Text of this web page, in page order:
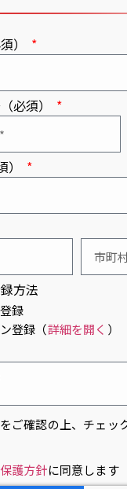
）
必須）
方法
録
登録（詳細を開く ）
ご確認の上、チェッ
護方針に同意します